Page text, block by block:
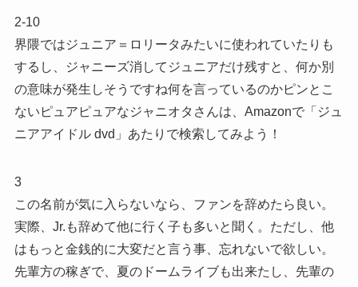
2-10
界隈ではジュニア＝ロリータみたいに使われていたりも
するし、ジャニーズ消してジュニアだけ残すと、何か別
の意味が発生しそうですね何を言っているのかピンとこ
ないピュアピュアなジャニオタさんは、Amazonで「ジュ
ニアアイドル dvd」あたりで検索してみよう！
3
この名前が気に入らないなら、ファンを辞めたら良い。
実際、Jr.も辞めて他に行く子も多いと聞く。ただし、他
はもっと金銭的に大変だと言う事、忘れないで欲しい。
先輩方の稼ぎで、夏のドームライブも出来たし、先輩の